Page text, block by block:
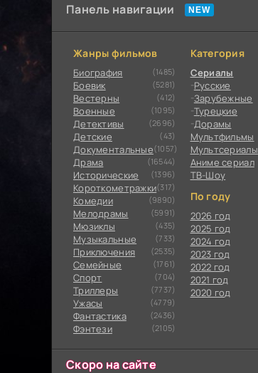
Панель навигации
Жанры фильмов
Биография (1485)
Боевик (5281)
Вестерны (412)
Военные (1095)
Детективы (2696)
Детские (43)
Документальные(1057)
Драма (16544)
Исторические (1396)
Короткометражки(317)
Комедии (9890)
Мелодрамы (5991)
Мюзиклы (435)
Музыкальные (733)
Приключения (2535)
Семейные (1761)
Cпорт (704)
Триллеры (7737)
Ужасы (4779)
Фантастика (2436)
Фэнтези (2105)
Категория
Сериалы
Русские
Зарубежные
Турецкие
Дорамы
Мультфильмы
Мультсериалы
Аниме сериал
ТВ-Шоу
По году
2026 год
2025 год
2024 год
2023 год
2022 год
2021 год
2020 год
Скоро на сайте